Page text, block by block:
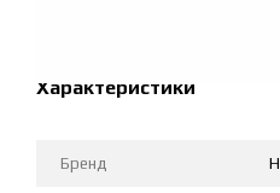
Характеристики
Бренд